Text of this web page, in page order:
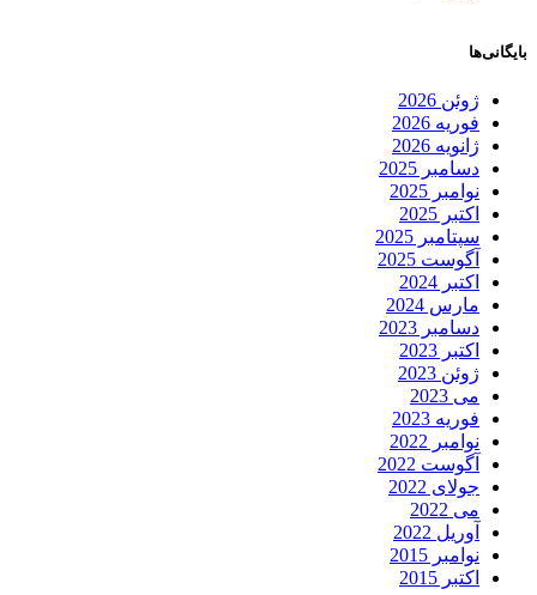
بایگانی‌ها
ژوئن 2026
فوریه 2026
ژانویه 2026
دسامبر 2025
نوامبر 2025
اکتبر 2025
سپتامبر 2025
آگوست 2025
اکتبر 2024
مارس 2024
دسامبر 2023
اکتبر 2023
ژوئن 2023
می 2023
فوریه 2023
نوامبر 2022
آگوست 2022
جولای 2022
می 2022
آوریل 2022
نوامبر 2015
اکتبر 2015